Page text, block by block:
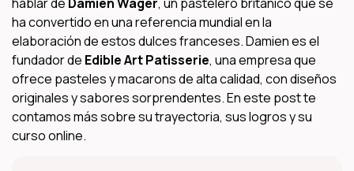
ha convertido en una referencia mundial en la
elaboración de estos dulces franceses. Damien es el
fundador de Edible Art Patisserie, una empresa que
ofrece pasteles y macarons de alta calidad, con diseños
originales y sabores sorprendentes. En este post te
contamos más sobre su trayectoria, sus logros y su
curso online.